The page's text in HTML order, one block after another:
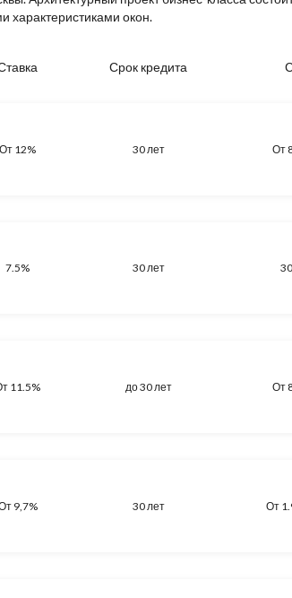
характеристиками окон.
Срок кредита
От 12% 30 лет От
7.5% 30 лет
11.5% до 30 лет От
9,7% 30 лет От